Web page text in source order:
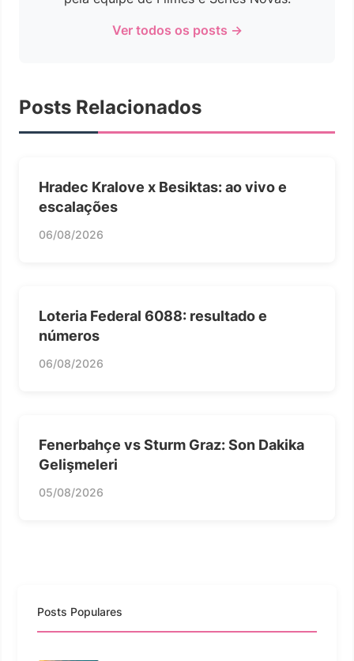
Ver todos os posts →
Posts Relacionados
Hradec Kralove x Besiktas: ao vivo e
escalações
06/08/2026
Loteria Federal 6088: resultado e
números
06/08/2026
Fenerbahçe vs Sturm Graz: Son Dakika
Gelişmeleri
05/08/2026
Posts Populares